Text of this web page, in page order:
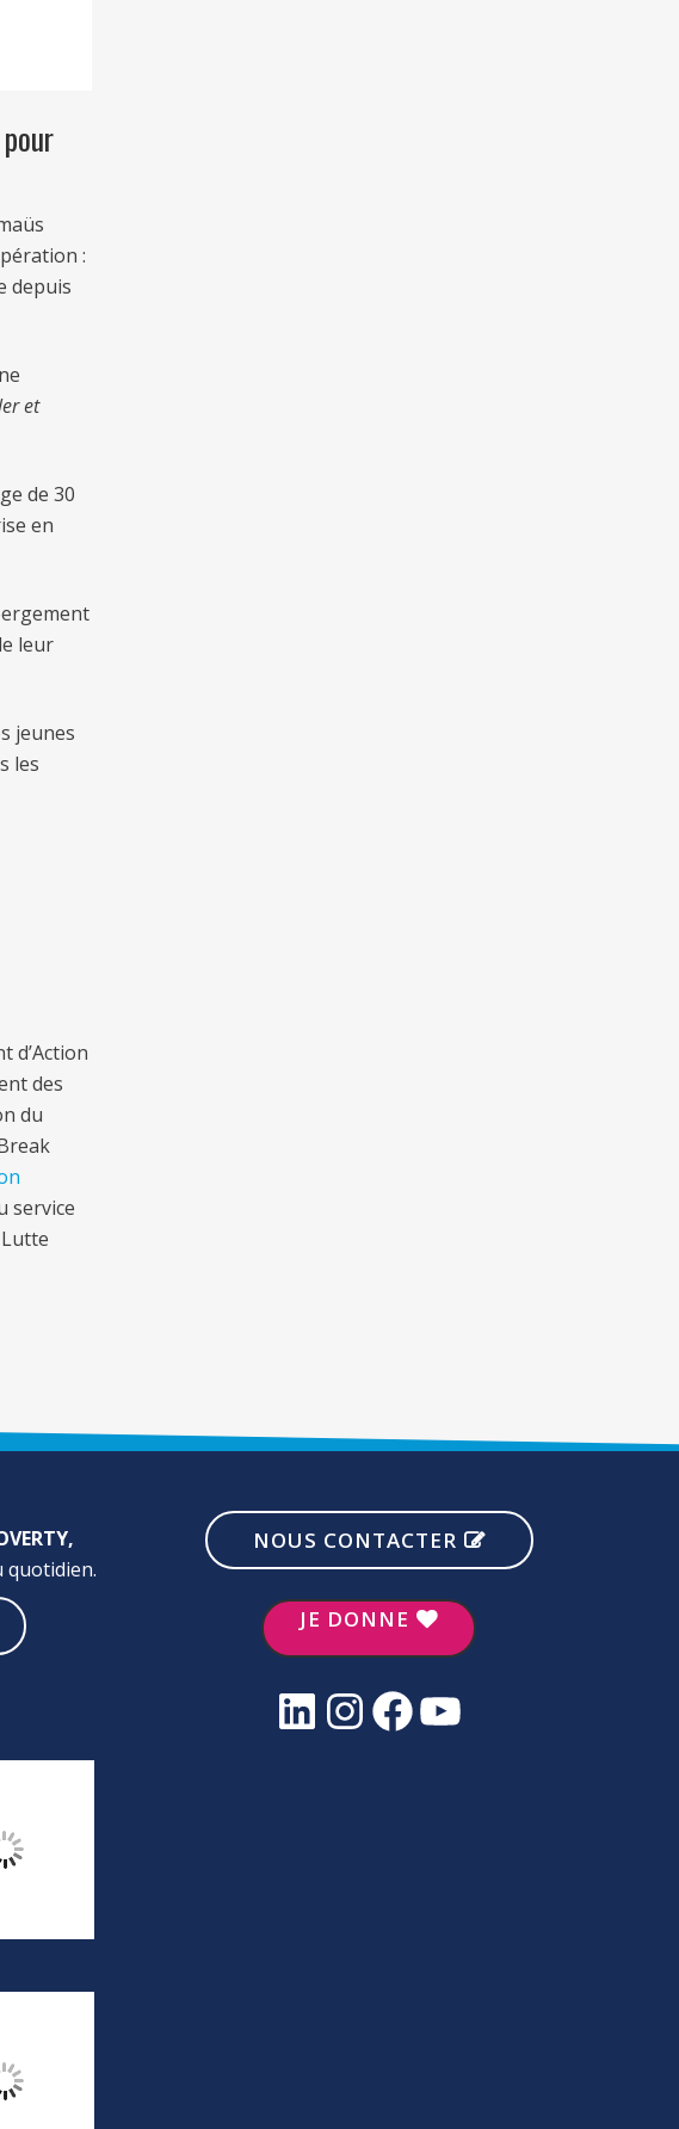
:
depuis
et
de 30
en
leur
jeunes
les
d’Action
des
du
service
quotidien.
NOUS CONTACTER
JE DONNE
LinkedInInstagramFacebookYouTube